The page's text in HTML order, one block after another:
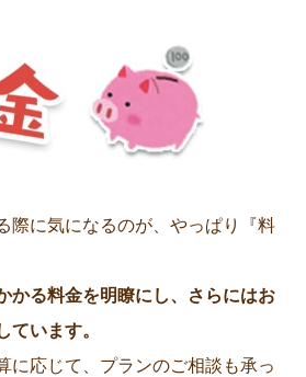
際に気になるのが、やっぱり『料
かる料金を明瞭にし、さらにはお
います。
に応じて、プランのご相談も承っ